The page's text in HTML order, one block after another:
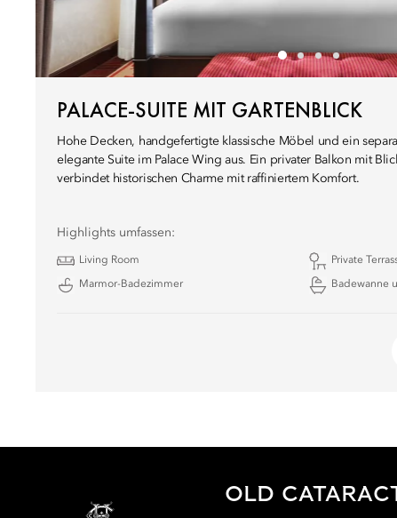
PALACE-SUITE MIT GARTENBLICK
Hohe Decken, handgefertigte klassische Möbel und ein
elegante Suite im Palace Wing aus. Ein privater Balkon mit
verbindet historischen Charme mit raffiniertem Komfort.
Highlights umfassen:
Living Room Private
Marmor-Badezimmer Badewanne
OLD